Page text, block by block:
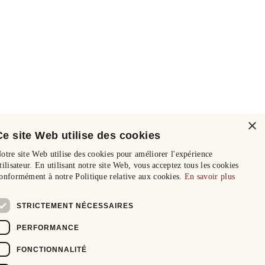
×
site Web utilise des cookies
site Web utilise des cookies pour améliorer l'expérience
En utilisant notre site Web, vous acceptez tous les cookies
à notre Politique relative aux cookies. En savoir plus
STRICTEMENT NÉCESSAIRES
PERFORMANCE
FONCTIONNALITÉ